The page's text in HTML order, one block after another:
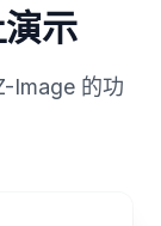
示
Image 的功